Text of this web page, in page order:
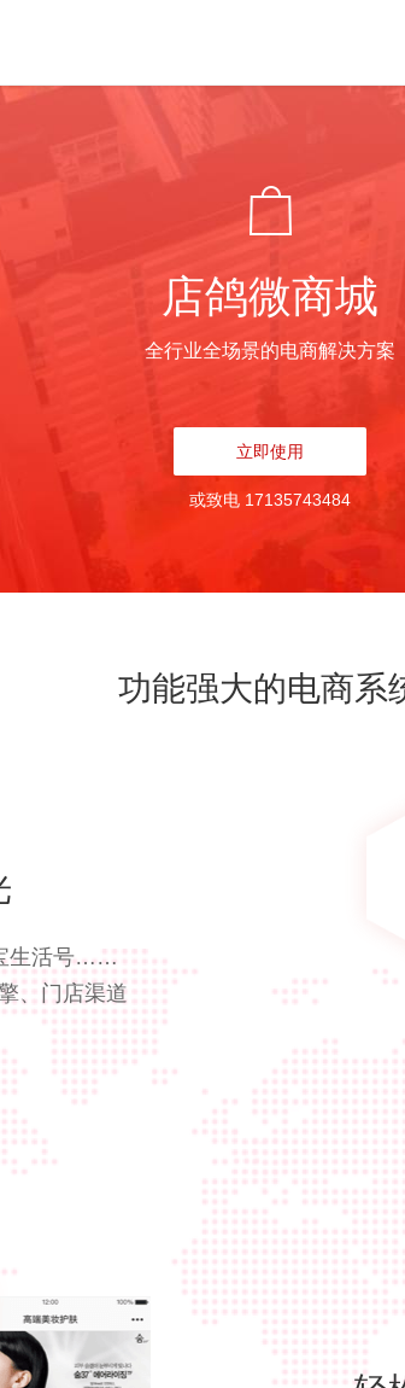
店鸽微商城
全行业全场景的电商解决方案
立即使用
或致电 17135743484
功能强大的电商系
生活号……
、门店渠道